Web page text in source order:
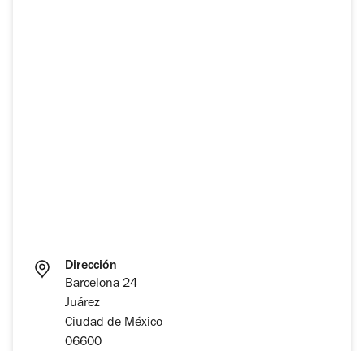
Dirección
Barcelona 24
Juárez
Ciudad de México
06600